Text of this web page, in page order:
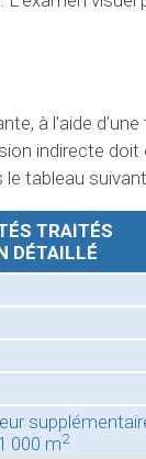
à l’aide
indirecte doit
le tableau
TRAITÉS
DÉTAILLÉ
000 m2